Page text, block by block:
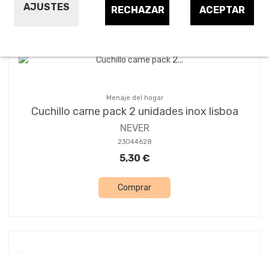
AJUSTES ACEPTAR
RECHAZAR
Menaje del hogar
Cuchillo carne pack 2 unidades inox lisboa
NEVER
23044628
5,30 €
Comprar